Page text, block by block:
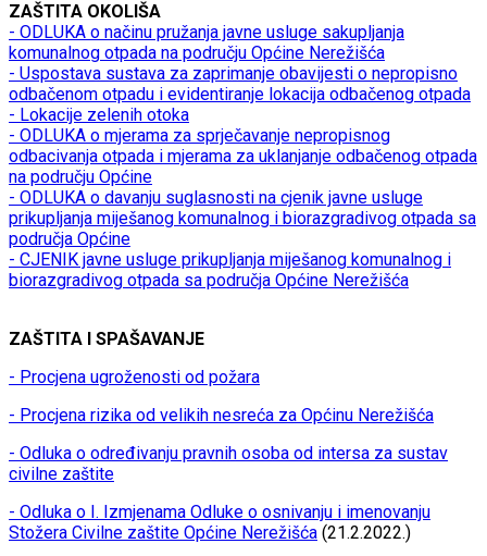
ZAŠTITA OKOLIŠA
- ODLUKA o načinu pružanja javne usluge sakupljanja
komunalnog otpada na području Općine Nerežišća
- Uspostava sustava za zaprimanje obavijesti o nepropisno
odbačenom otpadu i evidentiranje lokacija odbačenog otpada
- Lokacije zelenih otoka
- ODLUKA o mjerama za sprječavanje nepropisnog
odbacivanja otpada i mjerama za uklanjanje odbačenog otpada
na području Općine
- ODLUKA o davanju suglasnosti na cjenik javne usluge
prikupljanja miješanog komunalnog i biorazgradivog otpada sa
područja Općine
- CJENIK javne usluge prikupljanja miješanog komunalnog i
biorazgradivog otpada sa područja Općine Nerežišća
ZAŠTITA I SPAŠAVANJE
- Procjena ugroženosti od požara
- Procjena rizika od velikih nesreća za Općinu Nerežišća
- Odluka o određivanju pravnih osoba od intersa za sustav
civilne zaštite
- Odluka o I. Izmjenama Odluke o osnivanju i imenovanju
Stožera Civilne zaštite Općine Nerežišća (21.2.2022.)